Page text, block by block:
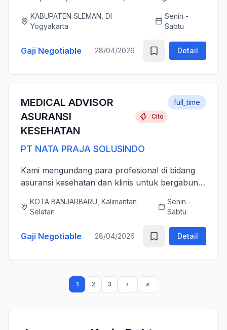
dan rawat jalan) secara akurat, tepat waktu,
serta sesuai dengan ...
KABUPATEN SLEMAN, DI
Yogyakarta
Senin -
Sabtu
Gaji Negotiable 28/04/2026 Detail
MEDICAL ADVISOR
ASURANSI
KESEHATAN
Cito
PT NATA PRAJA SOLUSINDO
full_time
Kami mengundang para profesional di bidang
asuransi kesehatan dan klinis untuk bergabung
(Senior Officer) untuk memperkuat layanan
KOTA BANJARBARU, Kalimantan
Selatan
Senin -
Sabtu
Gaji Negotiable 28/04/2026 Detail
1 2 3